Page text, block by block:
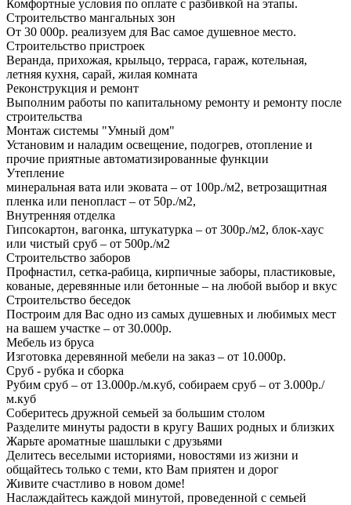
Комфортные условия по оплате с разбивкой на этапы.
Строительство мангальных зон
От 30 000р. реализуем для Вас самое душевное место.
Строительство пристроек
Веранда, прихожая, крыльцо, терраса, гараж, котельная,
летняя кухня, сарай, жилая комната
Реконструкция и ремонт
Выполним работы по капитальному ремонту и ремонту после
строительства
Монтаж системы "Умный дом"
Установим и наладим освещение, подогрев, отопление и
прочие приятные автоматизированные функции
Утепление
минеральная вата или эковата – от 100р./м2, ветрозащитная
пленка или пенопласт – от 50р./м2,
Внутренняя отделка
Гипсокартон, вагонка, штукатурка – от 300р./м2, блок-хаус
или чистый сруб – от 500р./м2
Строительство заборов
Профнастил, сетка-рабица, кирпичные заборы, пластиковые,
кованые, деревянные или бетонные – на любой выбор и вкус
Строительство беседок
Построим для Вас одно из самых душевных и любимых мест
на вашем участке – от 30.000р.
Мебель из бруса
Изготовка деревянной мебели на заказ – от 10.000р.
Сруб - рубка и сборка
Рубим сруб – от 13.000р./м.куб, собираем сруб – от 3.000р./
м.куб
Соберитесь дружной семьей за большим столом
Разделите минуты радости в кругу Ваших родных и близких
Жарьте ароматные шашлыки с друзьями
Делитесь веселыми историями, новостями из жизни и
общайтесь только с теми, кто Вам приятен и дорог
Живите счастливо в новом доме!
Наслаждайтесь каждой минутой, проведенной с семьей